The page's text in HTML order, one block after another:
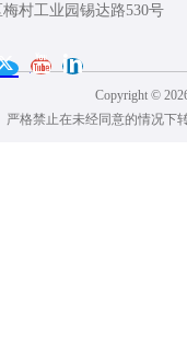
村工业园锡达路530号
Copyright ©
严格禁止在未经同意的情况下